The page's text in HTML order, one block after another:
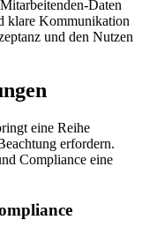
Daten
klare Kommunikation
und den Nutzen
eine Reihe
erfordern.
Compliance eine